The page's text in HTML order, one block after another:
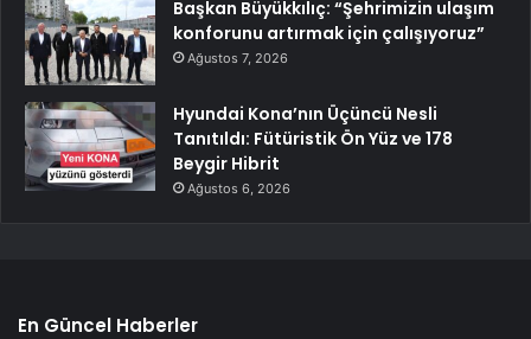
Başkan Büyükkılıç: “Şehrimizin ulaşım
konforunu artırmak için çalışıyoruz”
Ağustos 7, 2026
Hyundai Kona’nın Üçüncü Nesli
Tanıtıldı: Fütüristik Ön Yüz ve 178
Beygir Hibrit
Ağustos 6, 2026
En Güncel Haberler